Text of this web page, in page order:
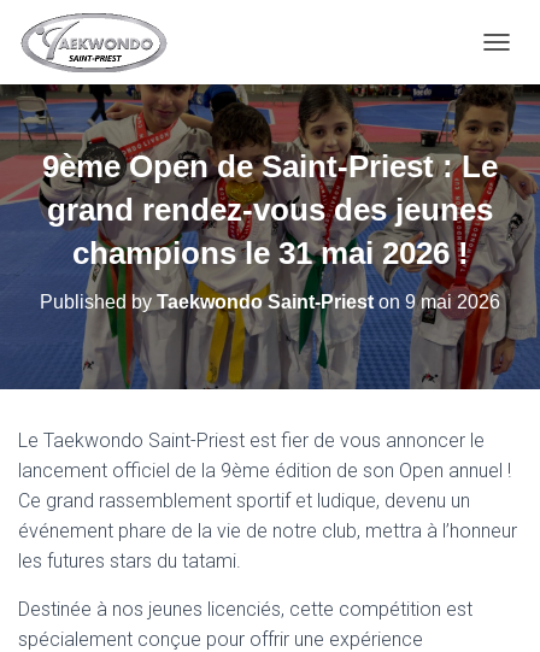
9ème Open de Saint-Priest : Le
grand rendez-vous des jeunes
champions le 31 mai 2026 !
Published by Taekwondo Saint-Prieston 9 mai 2026
Le Taekwondo Saint-Priest est fier de vous annoncer le
lancement officiel de la 9ème édition de son Open annuel !
Ce grand rassemblement sportif et ludique, devenu un
événement phare de la vie de notre club, mettra à l’honneur
les futures stars du tatami.
Destinée à nos jeunes licenciés, cette compétition est
spécialement conçue pour offrir une expérience